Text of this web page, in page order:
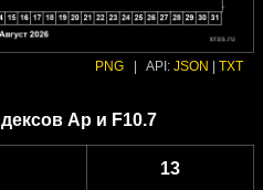
PNG API: JSON TXT
Ap и F10.7
13